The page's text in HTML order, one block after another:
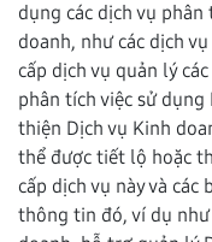
dụng các dịch vụ
doanh, như các dịch
cấp dịch vụ quản lý
phân tích việc sử dụng
thiện Dịch vụ Kinh
thể được tiết lộ hoặc
cấp dịch vụ này và
thông tin đó, ví dụ như